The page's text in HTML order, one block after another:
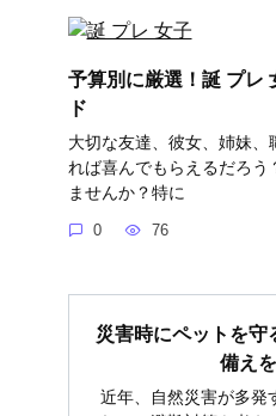
予算別に厳選！誕 プレ
ド
大切な友達、彼女、姉妹
れば喜んでもらえるだろう
ませんか？特に
0 76
災害時にペットを守
備え
近年、自然災害が多発